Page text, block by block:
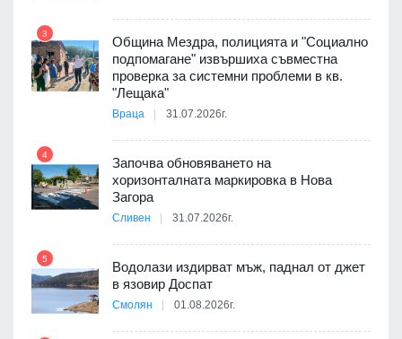
3
Община Мездра, полицията и "Социално
подпомагане" извършиха съвместна
проверка за системни проблеми в кв.
"Лещака"
Враца 31.07.2026г.
4
Започва обновяването на
хоризонталната маркировка в Нова
Загора
Сливен 31.07.2026г.
5
Водолази издирват мъж, паднал от джет
в язовир Доспат
Смолян 01.08.2026г.